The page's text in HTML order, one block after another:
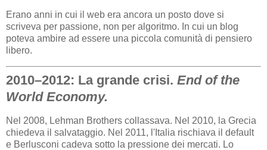
Erano anni in cui il web era ancora un posto dove si
scriveva per passione, non per algoritmo. In cui un blog
poteva ambire ad essere una piccola comunità di pensiero
libero.
2010–2012: La grande crisi. End of the
World Economy.
Nel 2008, Lehman Brothers collassava. Nel 2010, la Grecia
chiedeva il salvataggio. Nel 2011, l'Italia rischiava il default
e Berlusconi cadeva sotto la pressione dei mercati. Lo